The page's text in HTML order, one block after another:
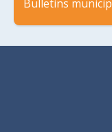
Bulletins